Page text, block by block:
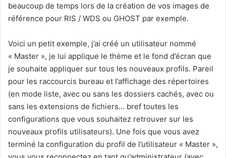
beaucoup de temps lors de la création de vos images de
référence pour RIS / WDS ou GHOST par exemple.
Voici un petit exemple, j’ai créé un utilisateur nommé
« Master », je lui applique le thème et le fond d’écran que
je souhaite appliquer sur tous les nouveaux profils. Pareil
pour les raccourcis bureau et l’affichage des répertoires
(en mode liste, avec ou sans les dossiers cachés, avec ou
sans les extensions de fichiers… bref toutes les
configurations que vous souhaitez retrouver sur les
nouveaux profils utilisateurs). Une fois que vous avez
terminé la configuration du profil de l’utilisateur « Master »,